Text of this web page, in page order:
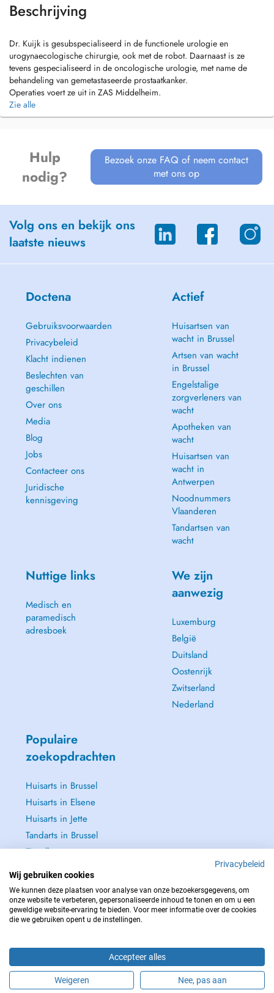
Beschrijving
Dr. Kuijk is gesubspecialiseerd in de functionele urologie en
urogynaecologische chirurgie, ook met de robot. Daarnaast is ze
tevens gespecialiseerd in de oncologische urologie, met name de
behandeling van gemetastaseerde prostaatkanker.
Operaties voert ze uit in ZAS Middelheim.
Operaties met de robot gebeuren in ZAS Augustinus of ZAS Palfijn.
Zie alle
Maak online een afspraak
Hulp
nodig?
Bezoek onze FAQ of neem contact
met ons op
Volg ons en bekijk ons
laatste nieuws
Doctena
Gebruiksvoorwaarden
Privacybeleid
Klacht indienen
Beslechten van
geschillen
Over ons
Media
Blog
Jobs
Contacteer ons
Juridische
kennisgeving
Actief
Huisartsen van
wacht in Brussel
Artsen van wacht
in Brussel
Engelstalige
zorgverleners van
wacht
Apotheken van
wacht
Huisartsen van
wacht in
Antwerpen
Noodnummers
Vlaanderen
Tandartsen van
wacht
Nuttige links
Medisch en
paramedisch
adresboek
We zijn
aanwezig
Luxemburg
België
Duitsland
Oostenrijk
Zwitserland
Nederland
Populaire
zoekopdrachten
Huisarts in Brussel
Huisarts in Elsene
Huisarts in Jette
Tandarts in Brussel
Zie alle →
NEEM IN GEVAL VAN NOOD CONTACT OP MET : 112
Privacybeleid
Wij gebruiken cookies
We kunnen deze plaatsen voor analyse van onze bezoekersgegevens, om
onze website te verbeteren, gepersonaliseerde inhoud te tonen en om u een
geweldige website-ervaring te bieden. Voor meer informatie over de cookies
die we gebruiken opent u de instellingen.
Accepteer alles
Weigeren Nee, pas aan